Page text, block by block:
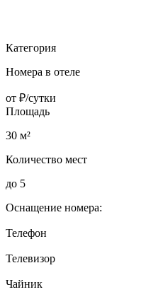
Категория
Номера в отеле
от ₽/сутки
Площадь
30 м²
Количество мест
до 5
Оснащение номера:
Телефон
Телевизор
Чайник